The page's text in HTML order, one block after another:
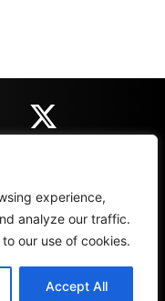
experience,
analyze our traffic.
our use of cookies.
Accept All
REZULTATI